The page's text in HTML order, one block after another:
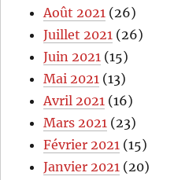
Août 2021 (26)
Juillet 2021 (26)
Juin 2021 (15)
Mai 2021 (13)
Avril 2021 (16)
Mars 2021 (23)
Février 2021 (15)
Janvier 2021 (20)